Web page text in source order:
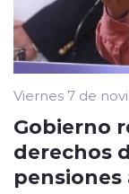
Viernes 7 de
Gobierno
derechos